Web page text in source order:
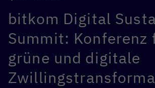
bitkom Digital
Summit: Konferenz
grüne und digitale